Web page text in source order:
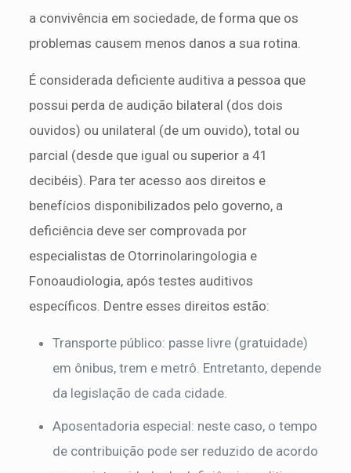
a convivência em sociedade, de forma que os
problemas causem menos danos a sua rotina.
É considerada deficiente auditiva a pessoa que
possui perda de audição bilateral (dos dois
ouvidos) ou unilateral (de um ouvido), total ou
parcial (desde que igual ou superior a 41
decibéis). Para ter acesso aos direitos e
benefícios disponibilizados pelo governo, a
deficiência deve ser comprovada por
especialistas de Otorrinolaringologia e
Fonoaudiologia, após testes auditivos
específicos. Dentre esses direitos estão:
Transporte público: passe livre (gratuidade)
em ônibus, trem e metrô. Entretanto, depende
da legislação de cada cidade.
Aposentadoria especial: neste caso, o tempo
de contribuição pode ser reduzido de acordo